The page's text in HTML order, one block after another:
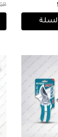
السعر
الحالي
200,00 EGP.